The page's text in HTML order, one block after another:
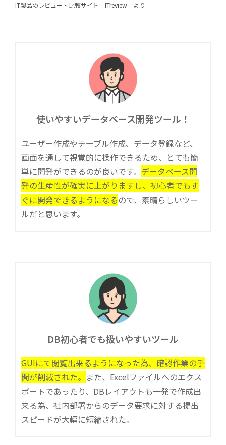
IT製品のレビュー・比較サイト「ITreview」より
使いやすいデータベース開発ツール！
ユーザー作成やテーブル作成、データ登録など、
画面を通して視覚的に操作できるため、とても簡
単に開発ができるのが良いです。 データベース開
発の生産性が確実に上がりますし、初心者でもす
ぐに開発できるようになるので、素晴らしいツー
ルだと思います。
DB初心者でも扱いやすいツール
GUIにて閲覧出来るようになった為、確認作業の手
間が削減された。 また、Excelファイルへのエクス
ポートであったり、DBレイアウトも一発で作成出
来る為、社内部署からのデータ要求に対する提出
スピードが大幅に短縮された。